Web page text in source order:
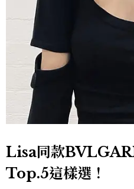
Lisa同款
Top.5這樣選！